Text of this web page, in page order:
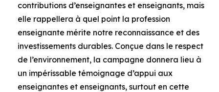
contributions d’enseignantes et enseignants, mais
elle rappellera à quel point la profession
enseignante mérite notre reconnaissance et des
investissements durables. Conçue dans le respect
de l’environnement, la campagne donnera lieu à
un impérissable témoignage d’appui aux
enseignantes et enseignants, surtout en cette